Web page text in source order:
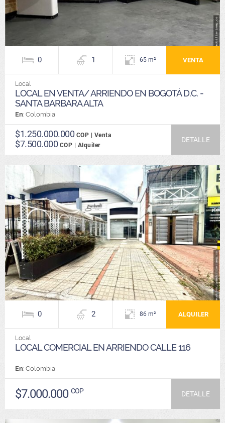
0 1 65 m² VENTA
Local
LOCAL EN VENTA/ ARRIENDO EN BOGOTÁ D.C. -
SANTA BARBARA ALTA
En: Colombia
$1.250.000.000 COP | Venta
$7.500.000 COP | Alquiler
DETALLE
0 2 86 m² ALQUILER
Local
LOCAL COMERCIAL EN ARRIENDO CALLE 116
En: Colombia
$7.000.000 COP DETALLE